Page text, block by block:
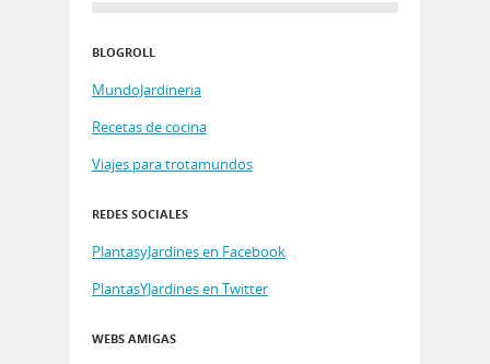
BLOGROLL
MundoJardineria
Recetas de cocina
Viajes para trotamundos
REDES SOCIALES
PlantasyJardines en Facebook
PlantasYJardines en Twitter
WEBS AMIGAS